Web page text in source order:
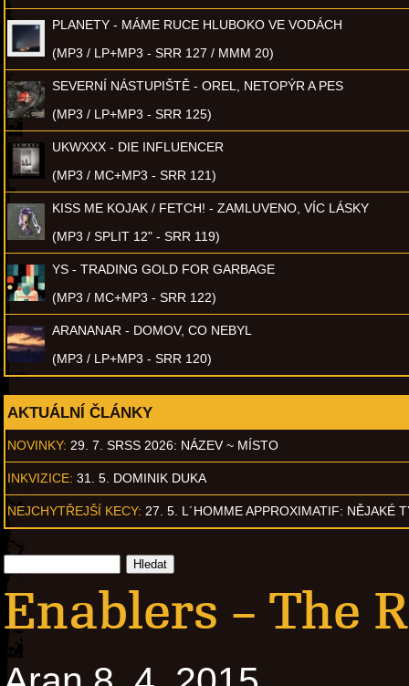
PLANETY - MÁME RUCE HLUBOKO VE VODÁCH
(MP3 / LP+MP3 - SRR 127 / MMM 20)
SEVERNÍ NÁSTUPIŠTĚ - OREL, NETOPÝR A PES
(MP3 / LP+MP3 - SRR 125)
UKWXXX - DIE INFLUENCER
(MP3 / MC+MP3 - SRR 121)
KISS ME KOJAK / FETCH! - ZAMLUVENO, VÍC LÁSKY
(MP3 / SPLIT 12" - SRR 119)
YS - TRADING GOLD FOR GARBAGE
(MP3 / MC+MP3 - SRR 122)
ARANANAR - DOMOV, CO NEBYL
(MP3 / LP+MP3 - SRR 120)
AKTUÁLNÍ ČLÁNKY
NOVINKY: 29. 7. SRSS 2026: NÁZEV ~ MÍSTO
INKVIZICE: 31. 5. DOMINIK DUKA
NEJCHYTŘEJŠÍ KECY: 27. 5. L´HOMME APPROXIMATIF: NĚJAKÉ
Enablers – The